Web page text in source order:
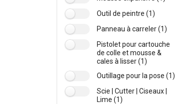
Outil de peintre (1)
Panneau à carreler (1)
Pistolet pour cartouche
de colle et mousse &
cales à lisser (1)
Outillage pour la pose (1)
Scie | Cutter | Ciseaux |
Lime (1)